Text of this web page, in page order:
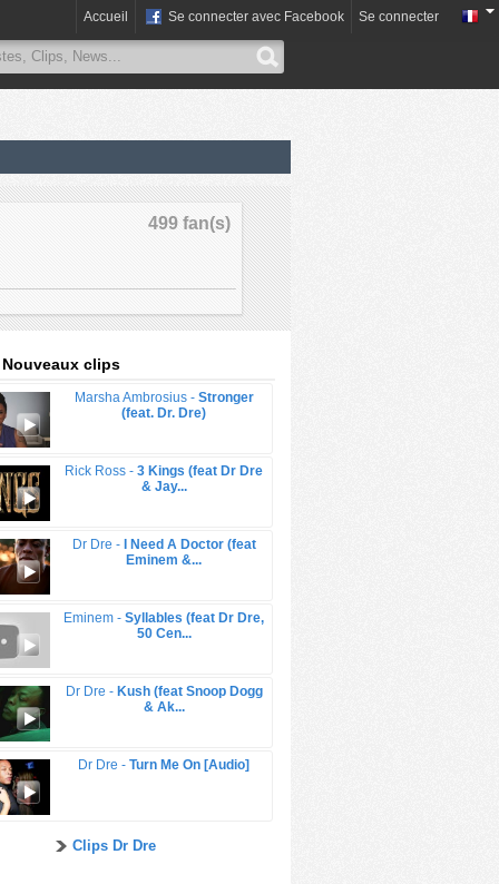
Accueil Se connecter avec Facebook Se connecter
499 fan(s)
Nouveaux clips
Marsha Ambrosius - Stronger
(feat. Dr. Dre)
Rick Ross - 3 Kings (feat Dr Dre
& Jay...
Dr Dre -
I Need A Doctor (feat
Eminem &...
Eminem - Syllables (feat Dr Dre,
50 Cen...
Dr Dre - Kush (feat Snoop Dogg
& Ak...
Dr Dre - Turn Me On [Audio]
Clips Dr Dre